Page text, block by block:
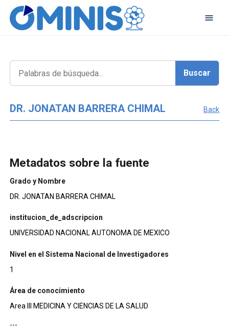
DR. JONATAN BARRERA CHIMAL Back
Metadatos sobre la fuente
Grado y Nombre
DR. JONATAN BARRERA CHIMAL
institucion_de_adscripcion
UNIVERSIDAD NACIONAL AUTONOMA DE MEXICO
Nivel en el Sistema Nacional de Investigadores
1
Área de conocimiento
Area III MEDICINA Y CIENCIAS DE LA SALUD
---